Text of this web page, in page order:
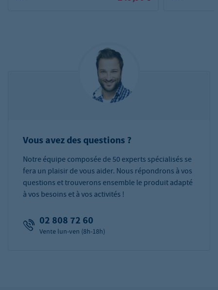
Vous avez des questions ?
Notre équipe composée de 50 experts spécialisés se
fera un plaisir de vous aider. Nous répondrons à vos
questions et trouverons ensemble le produit adapté
à vos besoins et à vos activités !
02 808 72 60
Vente lun-ven (8h-18h)